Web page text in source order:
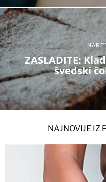
ZASLADITE:
švedski
NAJNOVIJE IZ